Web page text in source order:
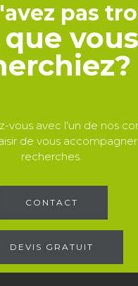
pas
que vous
vous avec l'un de nos
de vous
recherches.
CONTACT
DEVIS GRATUIT